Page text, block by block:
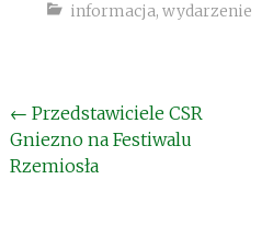
informacja, wydarzenie
Post
navigation
← Przedstawiciele CSR
Gniezno na Festiwalu
Rzemiosła